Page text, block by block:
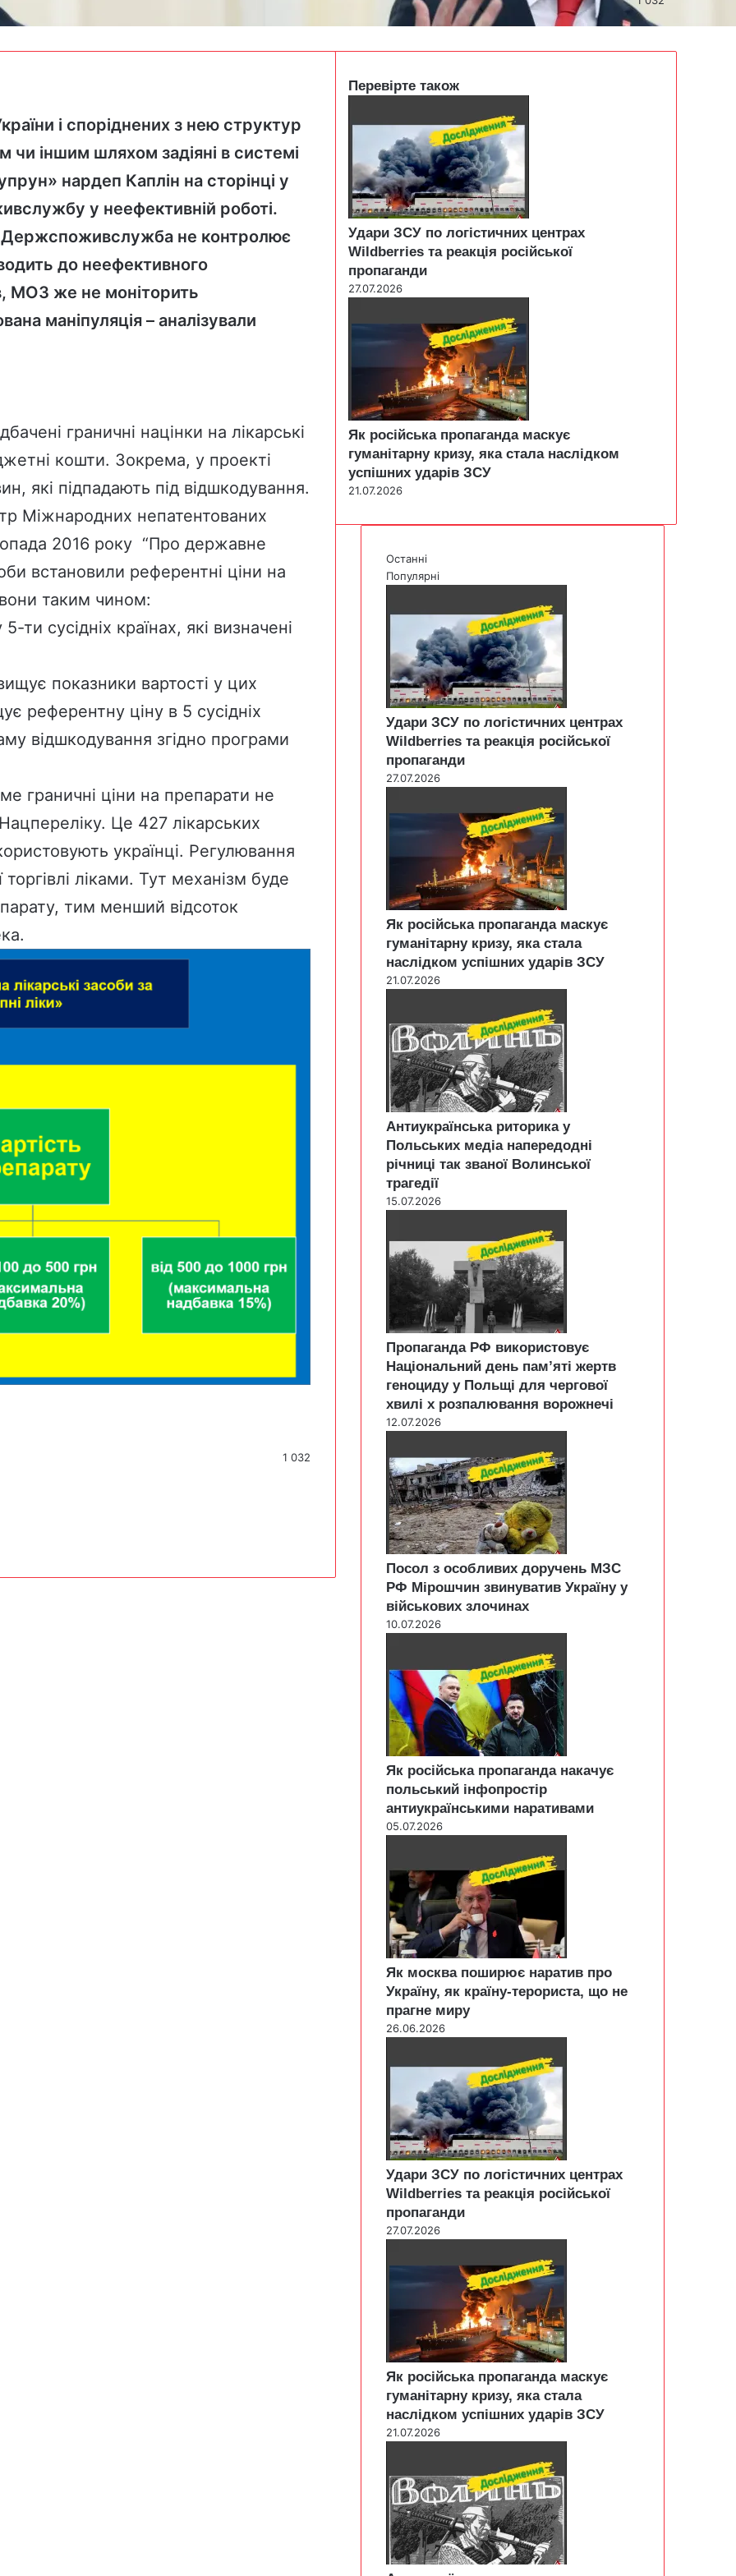
і споріднених з нею структур
іншим шляхом задіяні в системі
нардеп Каплін на сторінці у
у неефективній роботі.
Держспоживслужба не контролює
до неефективного
МОЗ же не моніторить
маніпуляція – аналізували
граничні націнки на лікарські
кошти. Зокрема, у проекті
які підпадають під відшкодування.
Міжнародних непатентованих
2016 року “Про державне
встановили референтні ціни на
таким чином:
ти сусідніх країнах, які визначені
показники вартості у цих
референтну ціну в 5 сусідніх
відшкодування згідно програми
граничні ціни на препарати не
Нацпереліку. Це 427 лікарських
українці. Регулювання
ліками. Тут механізм буде
тим менший відсоток
1 032
Перевірте також
Удари ЗСУ по логістичних центрах
Wildberries та реакція російської
пропаганди
27.07.2026
Як російська пропаганда маскує
гуманітарну кризу, яка стала наслідком
успішних ударів ЗСУ
21.07.2026
Останні
Популярні
Удари ЗСУ по логістичних центрах
Wildberries та реакція російської
пропаганди
27.07.2026
Як російська пропаганда маскує
гуманітарну кризу, яка стала
наслідком успішних ударів ЗСУ
21.07.2026
Антиукраїнська риторика у
Польських медіа напередодні
річниці так званої Волинської
трагедії
15.07.2026
Пропаганда РФ використовує
Національний день пам’яті жертв
геноциду у Польщі для чергової
хвилі х розпалювання ворожнечі
12.07.2026
Посол з особливих доручень МЗС
РФ Мірошчин звинуватив Україну у
військових злочинах
10.07.2026
Як російська пропаганда накачує
польський інфопростір
антиукраїнськими наративами
05.07.2026
Як москва поширює наратив про
Україну, як країну-терориста, що не
прагне миру
26.06.2026
Удари ЗСУ по логістичних центрах
Wildberries та реакція російської
пропаганди
27.07.2026
Як російська пропаганда маскує
гуманітарну кризу, яка стала
наслідком успішних ударів ЗСУ
21.07.2026